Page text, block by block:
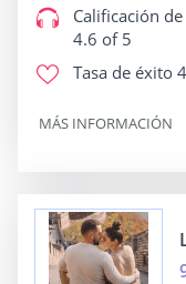
Calificación
4.6 of 5
Tasa de éxito
MÁS INFORMACIÓN